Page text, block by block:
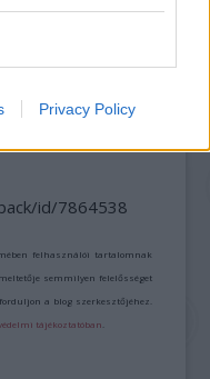
Privacy Policy
id/7864538
felhasználói tartalomnak
semmilyen felelősséget
a blog szerkesztőjéhez.
tájékoztatóban